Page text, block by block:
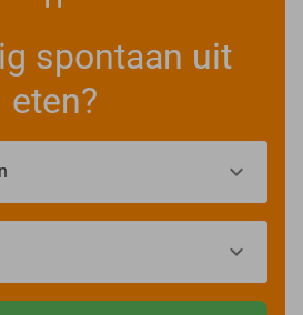
spontaan uit
eten?